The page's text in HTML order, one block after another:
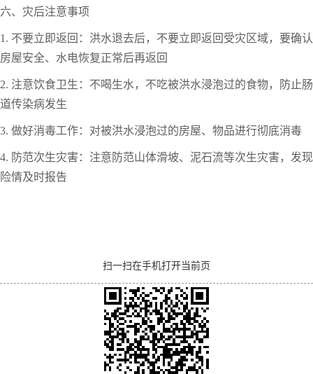
六、灾后注意事项
1. 不要立即返回：洪水退去后，不要立即返回受灾区域，要确认
房屋安全、水电恢复正常后再返回
2. 注意饮食卫生：不喝生水，不吃被洪水浸泡过的食物，防止肠
道传染病发生
3. 做好消毒工作：对被洪水浸泡过的房屋、物品进行彻底消毒
4. 防范次生灾害：注意防范山体滑坡、泥石流等次生灾害，发现
险情及时报告
扫一扫在手机打开当前页